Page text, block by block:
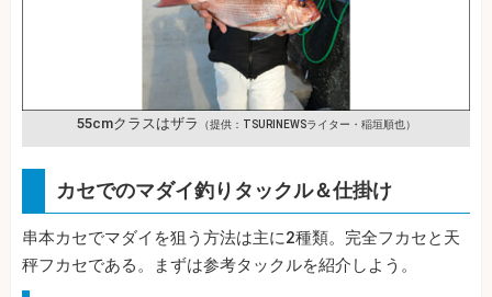
55cmクラスはザラ （提供：TSURINEWSライター・稲垣順也）
カセでのマダイ釣りタックル＆仕掛け
串本カセでマダイを狙う方法は主に2種類。完全フカセと天
秤フカセである。まずは参考タックルを紹介しよう。